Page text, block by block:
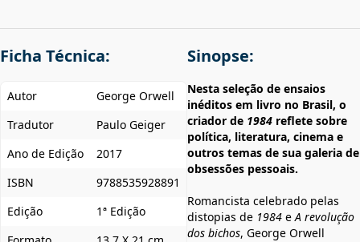
Ficha Técnica:
Autor
George Orwell
Tradutor
Paulo Geiger
Ano de Edição
2017
ISBN
9788535928891
Edição
1ª Edição
Sinopse:
Nesta seleção de ensaios
inéditos em livro no Brasil, o
criador de 1984 reflete sobre
política, literatura, cinema e
outros temas de sua galeria de
obsessões pessoais.
Romancista celebrado pelas
distopias de 1984 eA revolução
dos bichos, George Orwell